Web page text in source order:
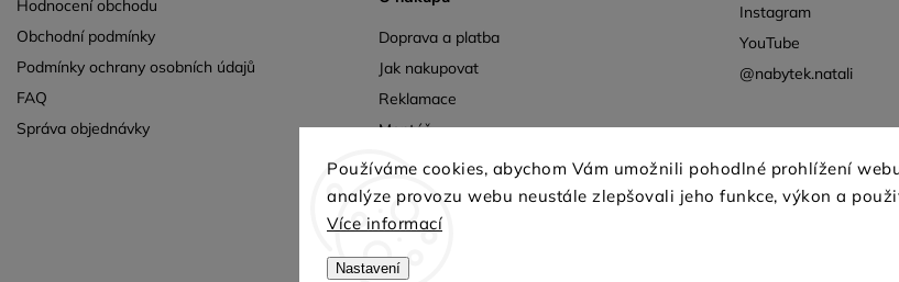
Používáme cookies, abychom Vám umožnili pohodlné prohlížení
analýze provozu webu neustále zlepšovali jeho funkce, výkon a
Více informací
Nastavení
Hodnocení obchodu
Obchodní podmínky
Podmínky ochrany osobních údajů
FAQ
Správa objednávky
Doprava a platba
Jak nakupovat
Reklamace
Montáž
Výnos
Instagram
YouTube
@nabytek.natali